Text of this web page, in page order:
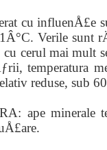
cu influenÅ£e
Verile sunt
cerul mai mult
temperatura
reduse, sub
ape minerale